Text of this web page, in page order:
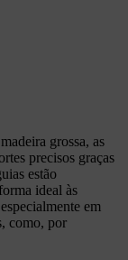
grossa, as
precisos graças
estão
ideal às
em
como, por